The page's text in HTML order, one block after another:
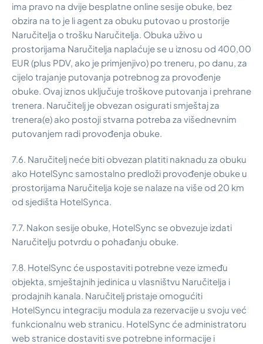
ima pravo na dvije besplatne online sesije obuke, bez
obzira na to je li agent za obuku putovao u prostorije
Naručitelja o trošku Naručitelja. Obuka uživo u
prostorijama Naručitelja naplaćuje se u iznosu od 400,00
EUR (plus PDV, ako je primjenjivo) po treneru, po danu, za
cijelo trajanje putovanja potrebnog za provođenje
obuke. Ovaj iznos uključuje troškove putovanja i prehrane
trenera. Naručitelj je obvezan osigurati smještaj za
trenera(e) ako postoji stvarna potreba za višednevnim
putovanjem radi provođenja obuke.
7.6. Naručitelj neće biti obvezan platiti naknadu za obuku
ako HotelSync samostalno predloži provođenje obuke u
prostorijama Naručitelja koje se nalaze na više od 20 km
od sjedišta HotelSynca.
7.7. Nakon sesije obuke, HotelSync se obvezuje izdati
Naručitelju potvrdu o pohađanju obuke.
7.8. HotelSync će uspostaviti potrebne veze između
objekta, smještajnih jedinica u vlasništvu Naručitelja i
prodajnih kanala. Naručitelj pristaje omogućiti
HotelSyncu integraciju modula za rezervacije u svoju već
funkcionalnu web stranicu. HotelSync će administratoru
web stranice dostaviti sve potrebne informacije i